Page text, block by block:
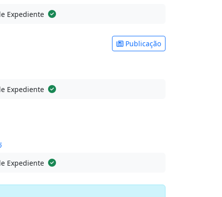
Expediente
Publicação
Expediente
Expediente